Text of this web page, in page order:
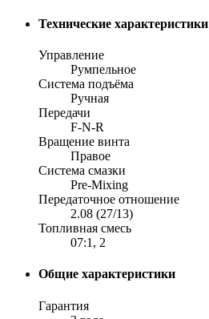
Технические характеристики
Управление
Румпельное
Система подъёма
Ручная
Передачи
F-N-R
Вращение винта
Правое
Система смазки
Pre-Mixing
Передаточное отношение
2.08 (27/13)
Топливная смесь
07:1, 2
Общие характеристики
Гарантия